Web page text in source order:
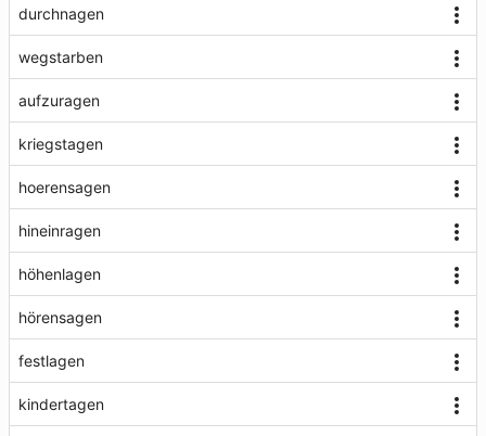
durchnagen
wegstarben
aufzuragen
kriegstagen
hoerensagen
hineinragen
höhenlagen
hörensagen
festlagen
kindertagen